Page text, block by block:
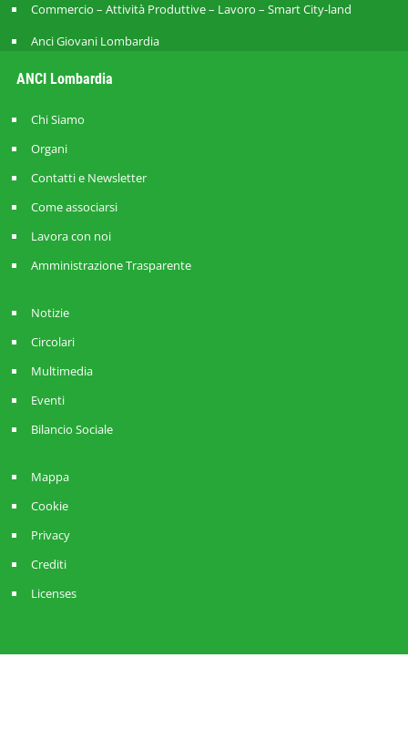
Commercio – Attività Produttive – Lavoro – Smart City-land
Anci Giovani Lombardia
ANCI Lombardia
Chi Siamo
Organi
Contatti e Newsletter
Come associarsi
Lavora con noi
Amministrazione Trasparente
Notizie
Circolari
Multimedia
Eventi
Bilancio Sociale
Mappa
Cookie
Privacy
Crediti
Licenses